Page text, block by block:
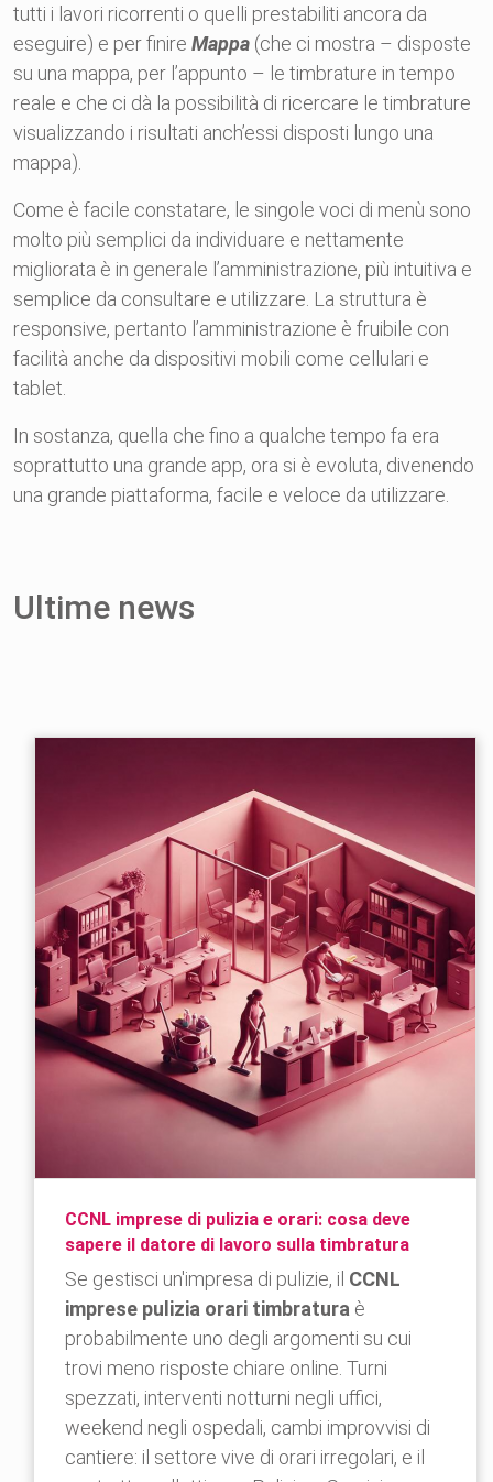
tutti i lavori ricorrenti o quelli prestabiliti ancora da
eseguire) e per finire Mappa (che ci mostra – disposte
su una mappa, per l’appunto – le timbrature in tempo
reale e che ci dà la possibilità di ricercare le timbrature
visualizzando i risultati anch’essi disposti lungo una
mappa).
Come è facile constatare, le singole voci di menù sono
molto più semplici da individuare e nettamente
migliorata è in generale l’amministrazione, più intuitiva e
semplice da consultare e utilizzare. La struttura è
responsive, pertanto l’amministrazione è fruibile con
facilità anche da dispositivi mobili come cellulari e
tablet.
In sostanza, quella che fino a qualche tempo fa era
soprattutto una grande app, ora si è evoluta, divenendo
una grande piattaforma, facile e veloce da utilizzare.
Ultime news
CCNL imprese di pulizia e orari: cosa deve
sapere il datore di lavoro sulla timbratura
Se gestisci un'impresa di pulizie, il CCNL
imprese pulizia orari timbratura è
probabilmente uno degli argomenti su cui
trovi meno risposte chiare online. Turni
spezzati, interventi notturni negli uffici,
weekend negli ospedali, cambi improvvisi di
cantiere: il settore vive di orari irregolari, e il